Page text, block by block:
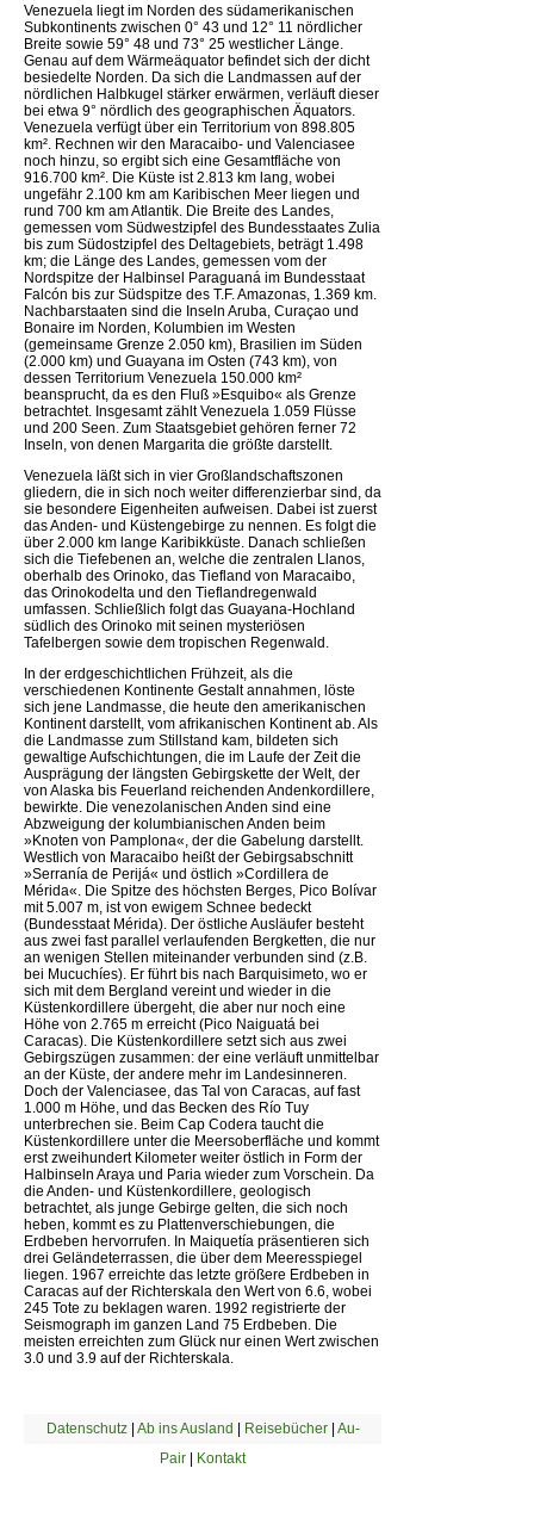
Venezuela liegt im Norden des südamerikanischen
Subkontinents zwischen 0° 43 und 12° 11 nördlicher
Breite sowie 59° 48 und 73° 25 westlicher Länge.
Genau auf dem Wärmeäquator befindet sich der dicht
besiedelte Norden. Da sich die Landmassen auf der
nördlichen Halbkugel stärker erwärmen, verläuft dieser
bei etwa 9° nördlich des geographischen Äquators.
Venezuela verfügt über ein Territorium von 898.805
km². Rechnen wir den Maracaibo- und Valenciasee
noch hinzu, so ergibt sich eine Gesamtfläche von
916.700 km². Die Küste ist 2.813 km lang, wobei
ungefähr 2.100 km am Karibischen Meer liegen und
rund 700 km am Atlantik. Die Breite des Landes,
gemessen vom Südwestzipfel des Bundesstaates Zulia
bis zum Südostzipfel des Deltagebiets, beträgt 1.498
km; die Länge des Landes, gemessen vom der
Nordspitze der Halbinsel Paraguaná im Bundesstaat
Falcón bis zur Südspitze des T.F. Amazonas, 1.369 km.
Nachbarstaaten sind die Inseln Aruba, Curaçao und
Bonaire im Norden, Kolumbien im Westen
(gemeinsame Grenze 2.050 km), Brasilien im Süden
(2.000 km) und Guayana im Osten (743 km), von
dessen Territorium Venezuela 150.000 km²
beansprucht, da es den Fluß »Esquibo« als Grenze
betrachtet. Insgesamt zählt Venezuela 1.059 Flüsse
und 200 Seen. Zum Staatsgebiet gehören ferner 72
Inseln, von denen Margarita die größte darstellt.
Venezuela läßt sich in vier Großlandschaftszonen
gliedern, die in sich noch weiter differenzierbar sind, da
sie besondere Eigenheiten aufweisen. Dabei ist zuerst
das Anden- und Küstengebirge zu nennen. Es folgt die
über 2.000 km lange Karibikküste. Danach schließen
sich die Tiefebenen an, welche die zentralen Llanos,
oberhalb des Orinoko, das Tiefland von Maracaibo,
das Orinokodelta und den Tieflandregenwald
umfassen. Schließlich folgt das Guayana-Hochland
südlich des Orinoko mit seinen mysteriösen
Tafelbergen sowie dem tropischen Regenwald.
In der erdgeschichtlichen Frühzeit, als die
verschiedenen Kontinente Gestalt annahmen, löste
sich jene Landmasse, die heute den amerikanischen
Kontinent darstellt, vom afrikanischen Kontinent ab. Als
die Landmasse zum Stillstand kam, bildeten sich
gewaltige Aufschichtungen, die im Laufe der Zeit die
Ausprägung der längsten Gebirgskette der Welt, der
von Alaska bis Feuerland reichenden Andenkordillere,
bewirkte. Die venezolanischen Anden sind eine
Abzweigung der kolumbianischen Anden beim
»Knoten von Pamplona«, der die Gabelung darstellt.
Westlich von Maracaibo heißt der Gebirgsabschnitt
»Serranía de Perijá« und östlich »Cordillera de
Mérida«. Die Spitze des höchsten Berges, Pico Bolívar
mit 5.007 m, ist von ewigem Schnee bedeckt
(Bundesstaat Mérida). Der östliche Ausläufer besteht
aus zwei fast parallel verlaufenden Bergketten, die nur
an wenigen Stellen miteinander verbunden sind (z.B.
bei Mucuchíes). Er führt bis nach Barquisimeto, wo er
sich mit dem Bergland vereint und wieder in die
Küstenkordillere übergeht, die aber nur noch eine
Höhe von 2.765 m erreicht (Pico Naiguatá bei
Caracas). Die Küstenkordillere setzt sich aus zwei
Gebirgszügen zusammen: der eine verläuft unmittelbar
an der Küste, der andere mehr im Landesinneren.
Doch der Valenciasee, das Tal von Caracas, auf fast
1.000 m Höhe, und das Becken des Río Tuy
unterbrechen sie. Beim Cap Codera taucht die
Küstenkordillere unter die Meersoberfläche und kommt
erst zweihundert Kilometer weiter östlich in Form der
Halbinseln Araya und Paria wieder zum Vorschein. Da
die Anden- und Küstenkordillere, geologisch
betrachtet, als junge Gebirge gelten, die sich noch
heben, kommt es zu Plattenverschiebungen, die
Erdbeben hervorrufen. In Maiquetía präsentieren sich
drei Geländeterrassen, die über dem Meeresspiegel
liegen. 1967 erreichte das letzte größere Erdbeben in
Caracas auf der Richterskala den Wert von 6.6, wobei
245 Tote zu beklagen waren. 1992 registrierte der
Seismograph im ganzen Land 75 Erdbeben. Die
meisten erreichten zum Glück nur einen Wert zwischen
3.0 und 3.9 auf der Richterskala.
Datenschutz| Ab ins Ausland | Reisebücher| Au-
Pair | Kontakt